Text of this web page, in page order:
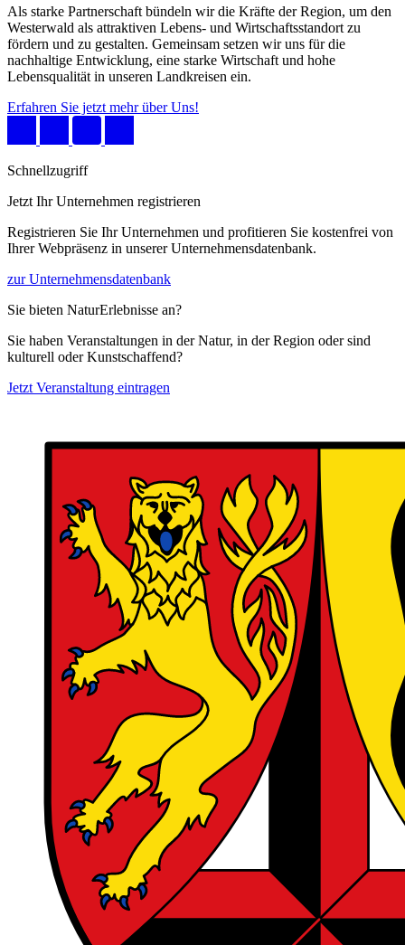
Als starke Partnerschaft bündeln wir die Kräfte der Region, um den
Westerwald als attraktiven Lebens- und Wirtschaftsstandort zu
fördern und zu gestalten. Gemeinsam setzen wir uns für die
nachhaltige Entwicklung, eine starke Wirtschaft und hohe
Lebensqualität in unseren Landkreisen ein.
Erfahren Sie jetzt mehr über Uns!
Schnellzugriff
Jetzt Ihr Unternehmen registrieren
Registrieren Sie Ihr Unternehmen und profitieren Sie kostenfrei von
Ihrer Webpräsenz in unserer Unternehmensdatenbank.
zur Unternehmensdatenbank
Sie bieten NaturErlebnisse an?
Sie haben Veranstaltungen in der Natur, in der Region oder sind
kulturell oder Kunstschaffend?
Jetzt Veranstaltung eintragen